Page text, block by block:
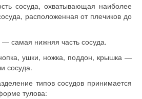
сосуда, охватывающая наиболее
расположенная от плечиков до
самая нижняя часть сосуда.
ушки, ножка, поддон, крышка —
сосуда.
типов сосудов принимается
тулова: